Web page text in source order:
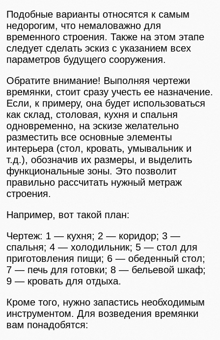
Подобные варианты относятся к самым
недорогим, что немаловажно для
временного строения. Также на этом этапе
следует сделать эскиз с указанием всех
параметров будущего сооружения.
Обратите внимание! Выполняя чертежи
времянки, стоит сразу учесть ее назначение.
Если, к примеру, она будет использоваться
как склад, столовая, кухня и спальня
одновременно, на эскизе желательно
разместить все основные элементы
интерьера (стол, кровать, умывальник и
т.д.), обозначив их размеры, и выделить
функциональные зоны. Это позволит
правильно рассчитать нужный метраж
строения.
Например, вот такой план:
Чертеж: 1 — кухня; 2 — коридор; 3 —
спальня; 4 — холодильник; 5 — стол для
приготовления пищи; 6 — обеденный стол;
7 — печь для готовки; 8 — бельевой шкаф;
9 — кровать для отдыха.
Кроме того, нужно запастись необходимым
инструментом. Для возведения времянки
вам понадобятся: